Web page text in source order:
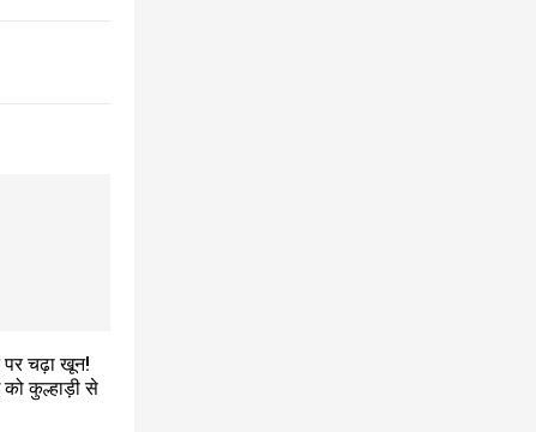
पर चढ़ा खून!
को कुल्हाड़ी से